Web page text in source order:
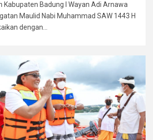
Kabupaten Badung I Wayan Adi Arnawa
Maulid Nabi Muhammad SAW 1443 H
dengan...